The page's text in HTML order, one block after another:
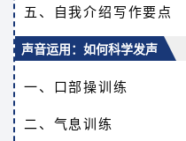
五、自我介绍写作要点
声音运用：如何科学发声
一、口部操训练
二、气息训练